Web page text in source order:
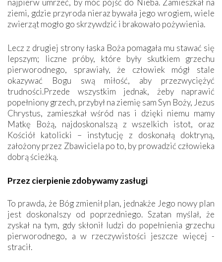
najpierw umrzeć, by móc pójść do Nieba. Zamieszkał na
ziemi, gdzie przyroda nieraz bywała jego wrogiem, wiele
zwierząt mogło go skrzywdzić i brakowało pożywienia.
Lecz z drugiej strony łaska Boża pomagała mu stawać się
lepszym; liczne próby, które były skutkiem grzechu
pierworodnego, sprawiały, że człowiek mógł stale
okazywać Bogu swą miłość, aby przezwyciężyć
trudności.Przede wszystkim jednak, żeby naprawić
popełniony grzech, przybył na ziemię sam Syn Boży, Jezus
Chrystus, zamieszkał wśród nas i dzięki niemu mamy
Matkę Bożą, najdoskonalszą z wszelkich istot, oraz
Kościół katolicki – instytucję z doskonałą doktryną,
założony przez Zbawiciela po to, by prowadzić człowieka
dobrą ścieżką.
Przez cierpienie zdobywamy zasługi
To prawda, że Bóg zmienił plan, jednakże Jego nowy plan
jest doskonalszy od poprzedniego. Szatan myślał, że
zyskał na tym, gdy skłonił ludzi do popełnienia grzechu
pierworodnego, a w rzeczywistości jeszcze więcej ­
stracił.